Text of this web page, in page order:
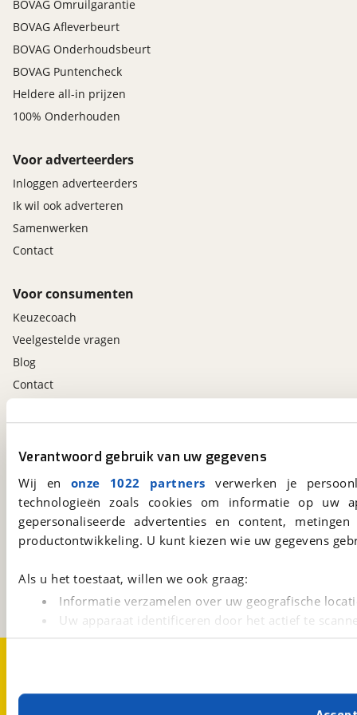
Verantwoord gebruik van uw gegevens
Wij en onze 1022 partners verwerken je
technologieën zoals cookies om informatie op
gepersonaliseerde advertenties en content,
productontwikkeling. U kunt kiezen wie uw gegevens
Als u het toestaat, willen we ook graag:
Informatie verzamelen over uw geografische
Uw apparaat identificeren door het actief te
Lees meer over hoe uw persoonlijke gegevens worden
Met cookies en vergelijkbare technieken zorgen we
BOVAG Omruilgarantie
BOVAG Afleverbeurt
BOVAG Onderhoudsbeurt
BOVAG Puntencheck
Heldere all-in prijzen
100% Onderhouden
Voor adverteerders
Inloggen adverteerders
Ik wil ook adverteren
Samenwerken
Contact
Voor consumenten
Keuzecoach
Veelgestelde vragen
Blog
Contact
viaBOVAG.nl
Een initiatief van
BOVAG
Altijd het meest recente aanbod bij de hand.